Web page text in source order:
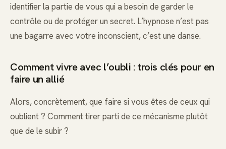
identifier la partie de vous qui a besoin de garder le
contrôle ou de protéger un secret. L’hypnose n’est pas
une bagarre avec votre inconscient, c’est une danse.
Comment vivre avec l’oubli : trois clés pour en
faire un allié
Alors, concrètement, que faire si vous êtes de ceux qui
oublient ? Comment tirer parti de ce mécanisme plutôt
que de le subir ?